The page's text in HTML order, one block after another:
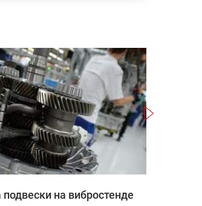
Записаться
на вибростенде